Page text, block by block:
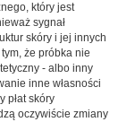
który jest
sygnał
skóry i jej innych
że próbka nie
- albo inny
inne własności
płat skóry
oczywiście zmiany